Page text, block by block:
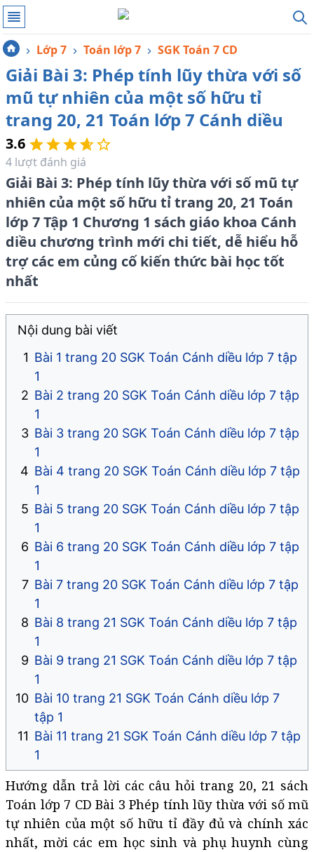
Lớp 7 Toán lớp 7 SGK Toán 7 CD
Giải Bài 3: Phép tính lũy thừa với số
mũ tự nhiên của một số hữu tỉ
trang 20, 21 Toán lớp 7 Cánh diều
Giải Bài 3: Phép tính lũy thừa với số mũ tự
nhiên của một số hữu tỉ trang 20, 21 Toán
lớp 7 Tập 1 Chương 1 sách giáo khoa Cánh
diều chương trình mới chi tiết, dễ hiểu hỗ
trợ các em củng cố kiến thức bài học tốt
nhất
3.6
4 lượt đánh giá
Nội dung bài viết
Bài 1 trang 20 SGK Toán Cánh diều lớp 7 tập
1
Bài 2 trang 20 SGK Toán Cánh diều lớp 7 tập
1
Bài 3 trang 20 SGK Toán Cánh diều lớp 7 tập
1
Bài 4 trang 20 SGK Toán Cánh diều lớp 7 tập
1
Bài 5 trang 20 SGK Toán Cánh diều lớp 7 tập
1
Bài 6 trang 20 SGK Toán Cánh diều lớp 7 tập
1
Bài 7 trang 20 SGK Toán Cánh diều lớp 7 tập
1
Bài 8 trang 21 SGK Toán Cánh diều lớp 7 tập
1
Bài 9 trang 21 SGK Toán Cánh diều lớp 7 tập
1
Bài 10 trang 21 SGK Toán Cánh diều lớp 7
tập 1
Bài 11 trang 21 SGK Toán Cánh diều lớp 7 tập
1
Hướng dẫn trả lời các câu hỏi trang 20, 21 sách
Toán lớp 7 CD Bài 3 Phép tính lũy thừa với số mũ
tự nhiên của một số hữu tỉ đầy đủ và chính xác
nhất, mời các em học sinh và phụ huynh cùng